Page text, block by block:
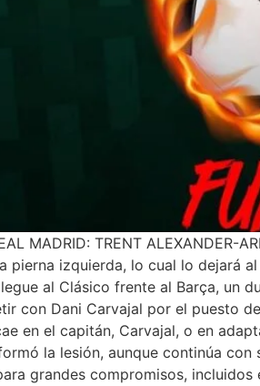
MADRID: TRENT
pierna izquierda, lo cual lo dejará
al Clásico frente al Barça, un
con Dani Carvajal por el puesto
en el capitán, Carvajal, o en
la lesión, aunque continúa
grandes compromisos,